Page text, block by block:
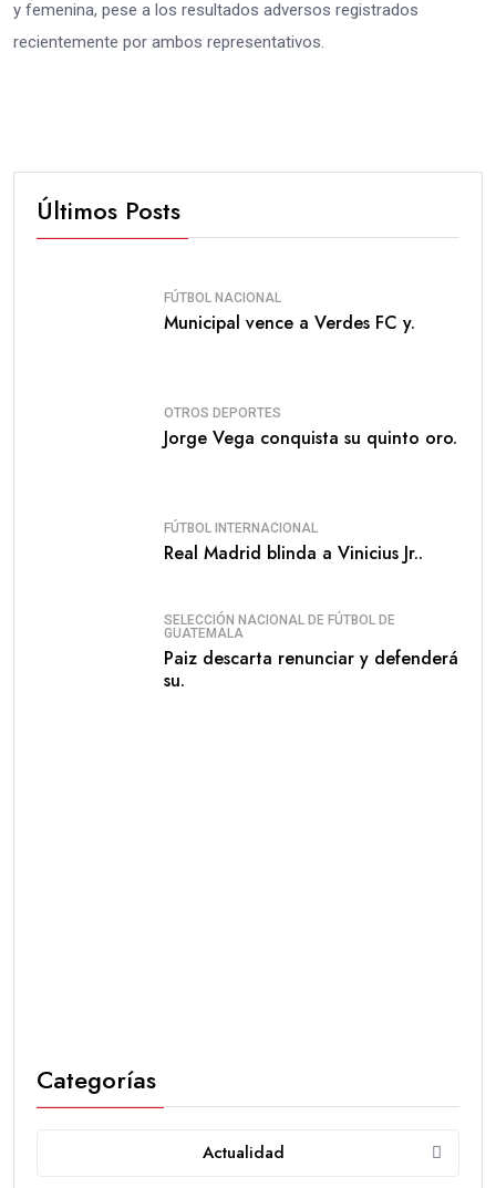
y femenina, pese a los resultados adversos registrados
recientemente por ambos representativos.
Últimos Posts
FÚTBOL NACIONAL
Municipal vence a Verdes FC y.
OTROS DEPORTES
Jorge Vega conquista su quinto oro.
FÚTBOL INTERNACIONAL
Real Madrid blinda a Vinicius Jr..
SELECCIÓN NACIONAL DE FÚTBOL DE
GUATEMALA
Paiz descarta renunciar y defenderá
su.
Categorías
Actualidad